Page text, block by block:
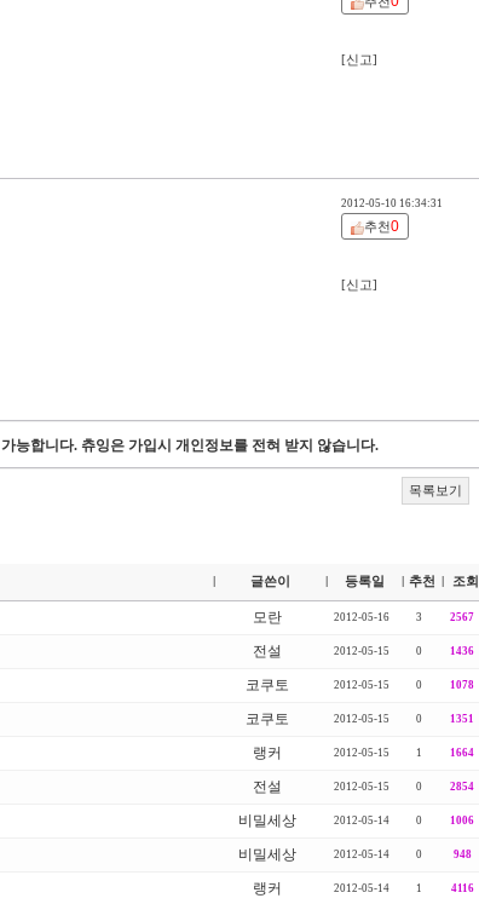
[신고]
2012-05-10 16:34:31
추천0
[신고]
능합니다. 츄잉은 가입시 개인정보를 전혀 받지 않습니다.
목록보기
글쓴이 등록일 추천 조회
모란 2012-05-16 3 2567
전설 2012-05-15 0 1436
코쿠토 2012-05-15 0 1078
코쿠토 2012-05-15 0 1351
랭커 2012-05-15 1 1664
전설 2012-05-15 0 2854
비밀세상 2012-05-14 0 1006
비밀세상 2012-05-14 0 948
랭커 2012-05-14 1 4116